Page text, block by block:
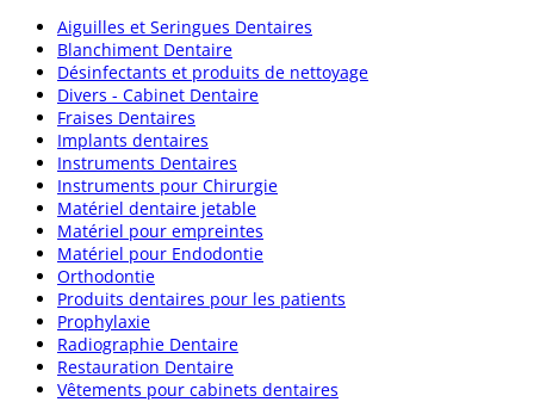
Aiguilles et Seringues Dentaires
Blanchiment Dentaire
Désinfectants et produits de nettoyage
Divers - Cabinet Dentaire
Fraises Dentaires
Implants dentaires
Instruments Dentaires
Instruments pour Chirurgie
Matériel dentaire jetable
Matériel pour empreintes
Matériel pour Endodontie
Orthodontie
Produits dentaires pour les patients
Prophylaxie
Radiographie Dentaire
Restauration Dentaire
Vêtements pour cabinets dentaires